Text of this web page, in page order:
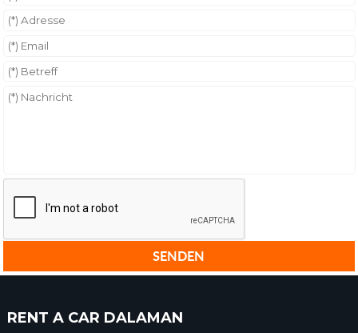
RENT A CAR DALAMAN